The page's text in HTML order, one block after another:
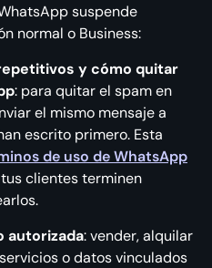
suspende
normal o Business:
y cómo quitar
: para quitar el spam en
el mismo mensaje a
escrito primero. Esta
de uso de WhatsApp
clientes terminen
autorizada: vender, alquilar
o datos vinculados